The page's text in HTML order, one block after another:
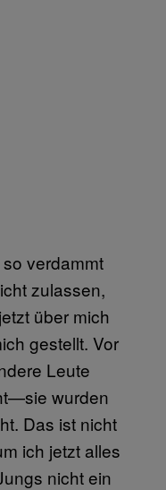
so verdammt
zulassen,
über mich
gestellt. Vor
Leute
wurden
Das ist nicht
ich jetzt alles
nicht ein